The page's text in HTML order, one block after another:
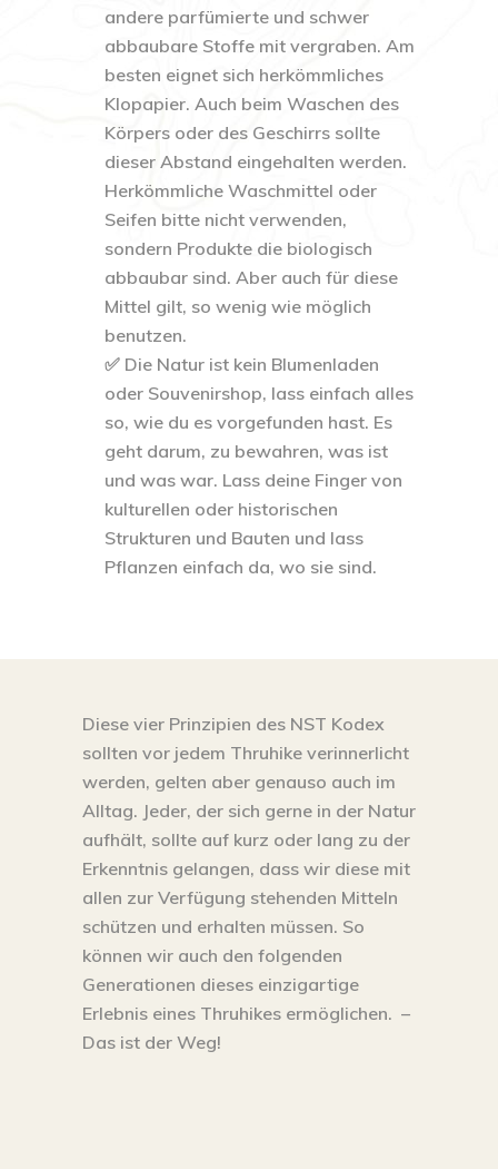
andere parfümierte und schwer
abbaubare Stoffe mit vergraben. Am
besten eignet sich herkömmliches
Klopapier. Auch beim Waschen des
Körpers oder des Geschirrs sollte
dieser Abstand eingehalten werden.
Herkömmliche Waschmittel oder
Seifen bitte nicht verwenden,
sondern Produkte die biologisch
abbaubar sind. Aber auch für diese
Mittel gilt, so wenig wie möglich
benutzen.
✅ Die Natur ist kein Blumenladen
oder Souvenirshop, lass einfach alles
so, wie du es vorgefunden hast. Es
geht darum, zu bewahren, was ist
und was war. Lass deine Finger von
kulturellen oder historischen
Strukturen und Bauten und lass
Pflanzen einfach da, wo sie sind.
Diese vier Prinzipien des NST Kodex
sollten vor jedem Thruhike verinnerlicht
werden, gelten aber genauso auch im
Alltag. Jeder, der sich gerne in der Natur
aufhält, sollte auf kurz oder lang zu der
Erkenntnis gelangen, dass wir diese mit
allen zur Verfügung stehenden Mitteln
schützen und erhalten müssen. So
können wir auch den folgenden
Generationen dieses einzigartige
Erlebnis eines Thruhikes ermöglichen. –
Das ist der Weg!